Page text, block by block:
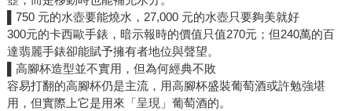
▌750 元的水壺要能燒水，27,000 元的水壺只要夠美就好
300元的卡西歐手錶，暗示報時的價值只值270元；但240萬的百
達翡麗手錶卻能賦予擁有者地位與聲望。
▌高腳杯造型並不實用，但為何經典不敗
容易打翻的高腳杯仍是主流，用高腳杯盛裝葡萄酒或許勉強堪
用，但實際上它是用來「呈現」葡萄酒的。